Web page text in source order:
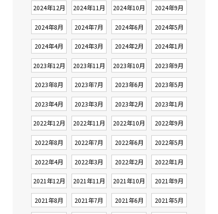
2024年12月 2024年11月 2024年10月 2024年9月
2024年8月 2024年7月 2024年6月 2024年5月
2024年4月 2024年3月 2024年2月 2024年1月
2023年12月 2023年11月 2023年10月 2023年9月
2023年8月 2023年7月 2023年6月 2023年5月
2023年4月 2023年3月 2023年2月 2023年1月
2022年12月 2022年11月 2022年10月 2022年9月
2022年8月 2022年7月 2022年6月 2022年5月
2022年4月 2022年3月 2022年2月 2022年1月
2021年12月 2021年11月 2021年10月 2021年9月
2021年8月 2021年7月 2021年6月 2021年5月